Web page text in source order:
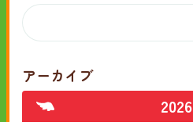
アーカイブ
2026